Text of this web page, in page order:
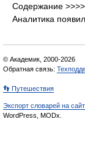
Содержание
Аналитика
© Академик, 2000-2026
Обратная связь:
👣 Путешествия
Экспорт словарей на
WordPress, MODx.